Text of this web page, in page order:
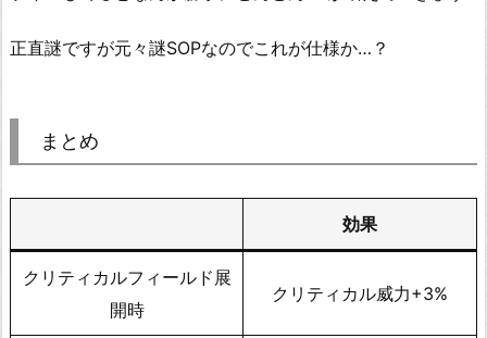
正直謎ですが元々謎SOPなのでこれが仕様か…？
まとめ
効果
クリティカルフィールド展
開時
クリティカル威力+3%